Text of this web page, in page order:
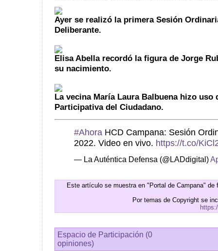
Ayer se realizó la primera Sesión
Deliberante.
Elisa Abella recordó la figura de Jorge
su nacimiento.
La vecina María Laura Balbuena hizo uso
Participativa del Ciudadano.
#Ahora HCD Campana: Sesión
2022. Video en vivo. https://t.co/
— La Auténtica Defensa (@LADdigital)
Este artículo se muestra en "Portal de Campana"
Por temas de Copyright se
Espacio de Participación (0
opiniones)